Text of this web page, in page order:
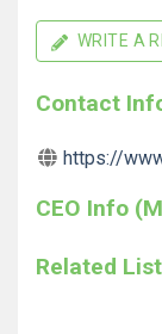
WRITE A
Contact
https://
CEO Info
Related